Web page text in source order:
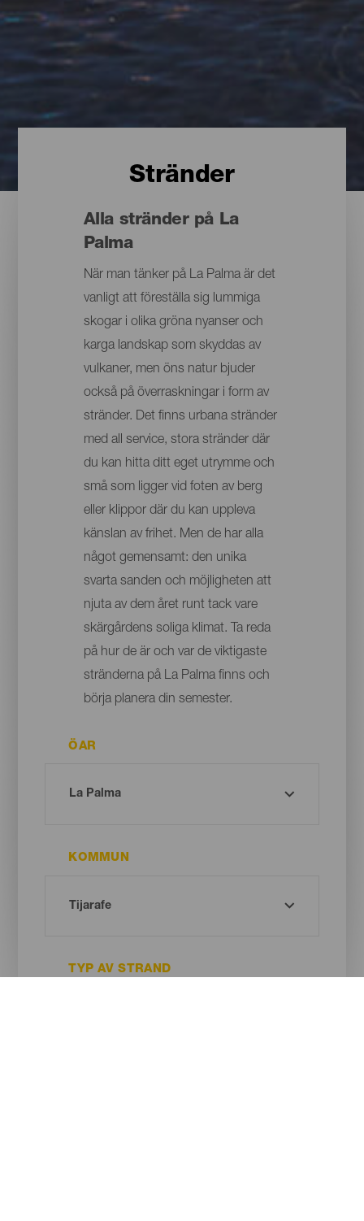
Stränder
Alla stränder på La
Palma
När man tänker på La Palma är det
vanligt att föreställa sig lummiga
skogar i olika gröna nyanser och
karga landskap som skyddas av
vulkaner, men öns natur bjuder
också på överraskningar i form av
stränder. Det finns urbana stränder
med all service, stora stränder där
du kan hitta ditt eget utrymme och
små som ligger vid foten av berg
eller klippor där du kan uppleva
känslan av frihet. Men de har alla
något gemensamt: den unika
svarta sanden och möjligheten att
njuta av dem året runt tack vare
skärgårdens soliga klimat. Ta reda
på hur de är och var de viktigaste
stränderna på La Palma finns och
börja planera din semester.
ÖAR
KOMMUN
TYP AV STRAND